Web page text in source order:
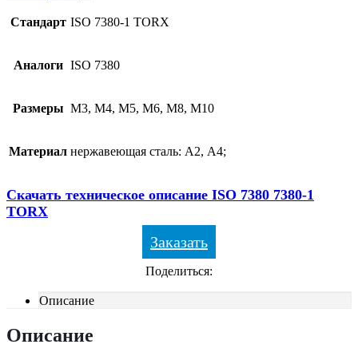
Стандарт ISO 7380-1 TORX
Аналоги ISO 7380
Размеры М3, М4, М5, М6, М8, М10
Материал нержавеющая сталь: А2, А4;
Скачать техническое описание ISO 7380 7380-1
TORX
Заказать
Поделиться:
Описание
Описание